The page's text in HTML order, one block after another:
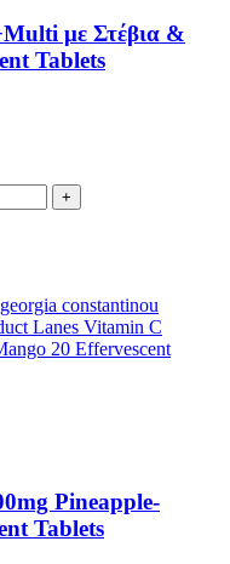
με Στέβια &
Tablets
Pineapple-
Tablets